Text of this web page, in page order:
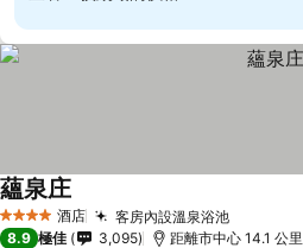
4 星級 酒店 客房內設溫泉浴池
蘊泉庄
8.9 極佳 3,095 距離市中心 14.1 公里